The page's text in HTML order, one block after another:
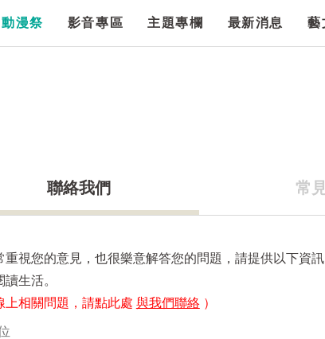
漫祭 影音專區 主題專欄 最新消息 藝
聯絡我們 常
重視您的意見，也很樂意解答您的問題，請提供以下資
生活。
上相關問題，請點此處 與我們聯絡 ）